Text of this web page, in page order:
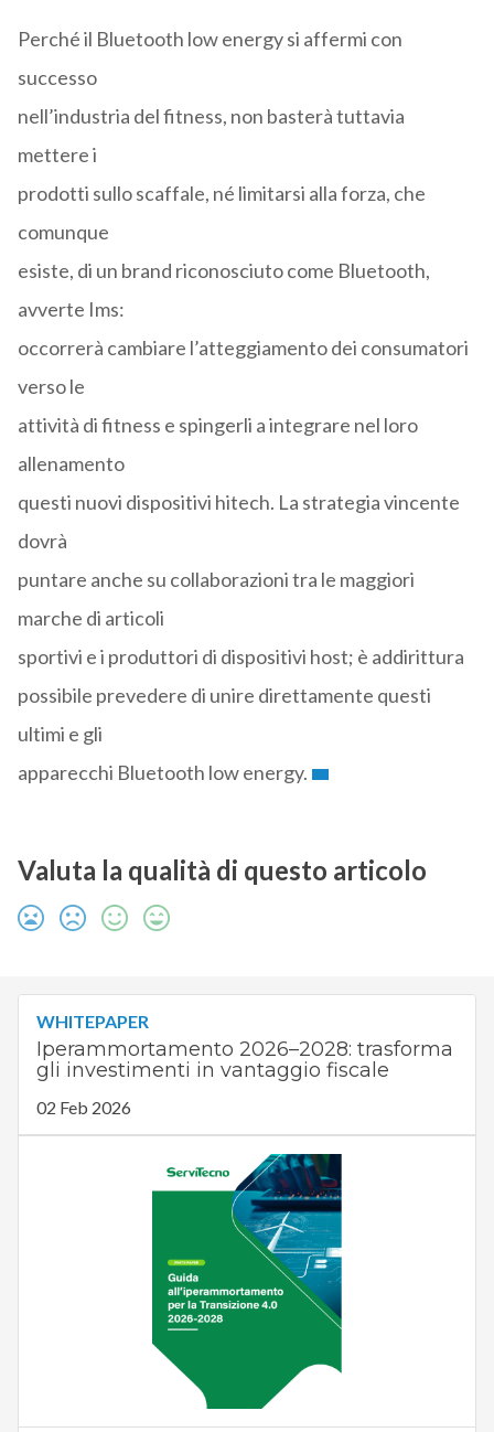
Perché il Bluetooth low energy si affermi con
successo
nell’industria del fitness, non basterà tuttavia
mettere i
prodotti sullo scaffale, né limitarsi alla forza, che
comunque
esiste, di un brand riconosciuto come Bluetooth,
avverte Ims:
occorrerà cambiare l’atteggiamento dei consumatori
verso le
attività di fitness e spingerli a integrare nel loro
allenamento
questi nuovi dispositivi hitech. La strategia vincente
dovrà
puntare anche su collaborazioni tra le maggiori
marche di articoli
sportivi e i produttori di dispositivi host; è addirittura
possibile prevedere di unire direttamente questi
ultimi e gli
apparecchi Bluetooth low energy.
Valuta la qualità di questo articolo
WHITEPAPER
Iperammortamento 2026–2028: trasforma
gli investimenti in vantaggio fiscale
02 Feb 2026